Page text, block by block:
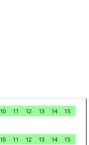
10 11 12 13 14
15
10 11 12 13 14
15